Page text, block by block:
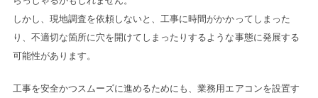
しかし、現地調査を依頼しないと、工事に時間がかかってしまった
り、不適切な箇所に穴を開けてしまったりするような事態に発展する
可能性があります。
工事を安全かつスムーズに進めるためにも、業務用エアコンを設置す